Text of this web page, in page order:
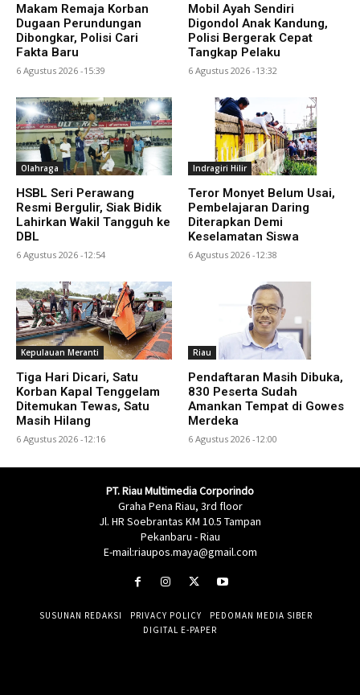
Makam Remaja Korban
Dugaan Perundungan
Dibongkar, Polisi Cari
Fakta Baru
6 Agustus 2026 -15:39
Mobil Ayah Sendiri
Digondol Anak Kandung,
Polisi Bergerak Cepat
Tangkap Pelaku
6 Agustus 2026 -13:32
Olahraga
HSBL Seri Perawang
Resmi Bergulir, Siak Bidik
Lahirkan Wakil Tangguh ke
DBL
6 Agustus 2026 -12:54
Indragiri Hilir
Teror Monyet Belum Usai,
Pembelajaran Daring
Diterapkan Demi
Keselamatan Siswa
6 Agustus 2026 -12:38
Kepulauan Meranti
Tiga Hari Dicari, Satu
Korban Kapal Tenggelam
Ditemukan Tewas, Satu
Masih Hilang
6 Agustus 2026 -12:16
Riau
Pendaftaran Masih Dibuka,
830 Peserta Sudah
Amankan Tempat di Gowes
Merdeka
6 Agustus 2026 -12:00
PT. Riau Multimedia Corporindo
Graha Pena Riau, 3rd floor
Jl. HR Soebrantas KM 10.5 Tampan
Pekanbaru - Riau
E-mail:riaupos.maya@gmail.com
SUSUNAN REDAKSI PRIVACY POLICY
PEDOMAN MEDIA SIBER
DIGITAL E-PAPER